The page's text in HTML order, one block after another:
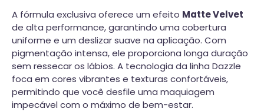
A fórmula exclusiva oferece um efeito Matte Velvet
de alta performance, garantindo uma cobertura
uniforme e um deslizar suave na aplicação. Com
pigmentação intensa, ele proporciona longa duração
sem ressecar os lábios. A tecnologia da linha Dazzle
foca em cores vibrantes e texturas confortáveis,
permitindo que você desfile uma maquiagem
impecável com o máximo de bem-estar.